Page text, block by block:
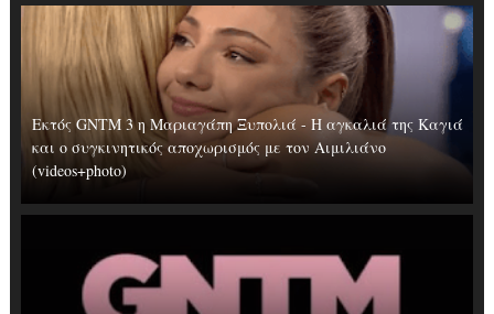
Εκτός GNTM 3 η Μαριαγάπη Ξυπολιά - Η αγκαλιά της Καγιά
και ο συγκινητικός αποχωρισμός με τον Αιμιλιάνο
(videos+photo)